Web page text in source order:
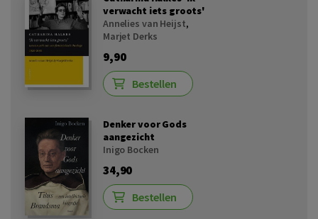
verwacht iets groots'
Annelies van Heijst,
Marjet Derks
9,90
Bestellen
Denker voor Gods
aangezicht
Inigo Bocken
34,90
Bestellen